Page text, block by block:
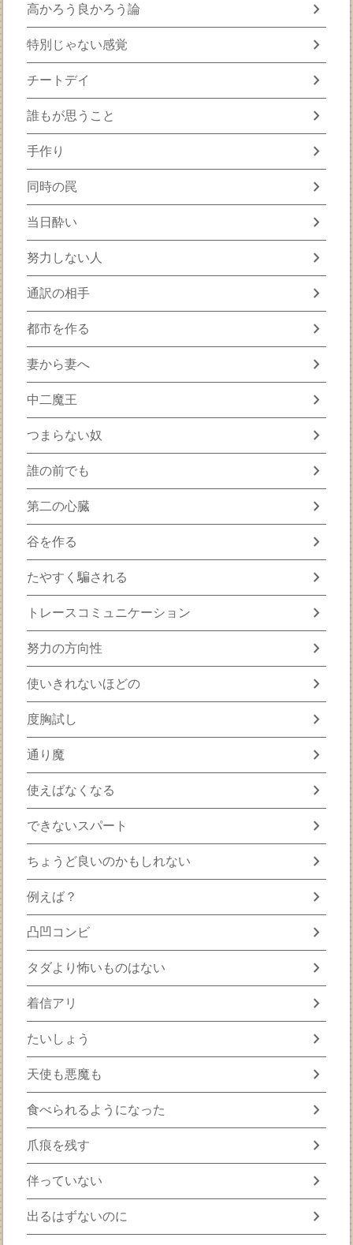
高かろう良かろう論 chevron_right
特別じゃない感覚 chevron_right
チートデイ chevron_right
誰もが思うこと chevron_right
手作り chevron_right
同時の罠 chevron_right
当日酔い chevron_right
努力しない人 chevron_right
通訳の相手 chevron_right
都市を作る chevron_right
妻から妻へ chevron_right
中二魔王 chevron_right
つまらない奴 chevron_right
誰の前でも chevron_right
第二の心臓 chevron_right
谷を作る chevron_right
たやすく騙される chevron_right
トレースコミュニケーション chevron_right
努力の方向性 chevron_right
使いきれないほどの chevron_right
度胸試し chevron_right
通り魔 chevron_right
使えばなくなる chevron_right
できないスパート chevron_right
ちょうど良いのかもしれない chevron_right
例えば？ chevron_right
凸凹コンビ chevron_right
タダより怖いものはない chevron_right
着信アリ chevron_right
たいしょう chevron_right
天使も悪魔も chevron_right
食べられるようになった chevron_right
爪痕を残す chevron_right
伴っていない chevron_right
出るはずないのに chevron_right